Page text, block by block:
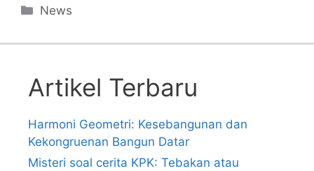
Categories
News
Artikel Terbaru
Harmoni Geometri: Kesebangunan dan
Kekongruenan Bangun Datar
Misteri soal cerita KPK: Tebakan atau